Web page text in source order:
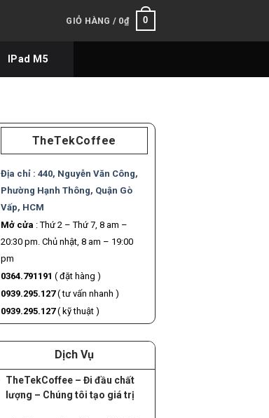
GIỎ HÀNG / 0₫ 0
IPad M5
TheTekCoffee
Địa chỉ : 440, Nguyễn Văn Công,
Phường Hạnh Thông, Quận Gò
Vấp, HCM
Mở cửa : Thứ 2 – Thứ 7, 8 am –
20:30 pm. Chủ nhật, 8 am – 19:00
pm
0364.791191 ( đặt hàng )
0939.295.127( tư vấn nhanh )
0939.295.127( kỹ thuật )
Dịch Vụ
TheTekCoffee – Đi đầu chất
lượng – Chúng tôi tạo giá trị